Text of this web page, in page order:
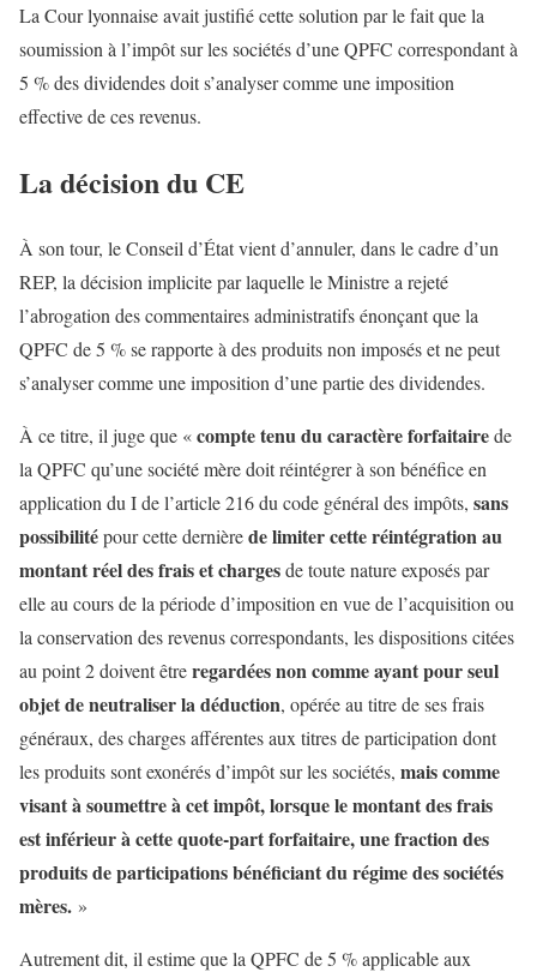
La Cour lyonnaise avait justifié cette solution par le fait que la
soumission à l’impôt sur les sociétés d’une QPFC correspondant à
5 % des dividendes doit s’analyser comme une imposition
effective de ces revenus.
La décision du CE
À son tour, le Conseil d’État vient d’annuler, dans le cadre d’un
REP, la décision implicite par laquelle le Ministre a rejeté
l’abrogation des commentaires administratifs énonçant que la
QPFC de 5 % se rapporte à des produits non imposés et ne peut
s’analyser comme une imposition d’une partie des dividendes.
À ce titre, il juge que «compte tenu du caractère forfaitairede
la QPFC qu’une société mère doit réintégrer à son bénéfice en
application du I de l’article 216 du code général des impôts, sans
possibilitépour cette dernièrede limiter cette réintégration au
montant réel des frais et chargesde toute nature exposés par
elle au cours de la période d’imposition en vue de l’acquisition ou
la conservation des revenus correspondants, les dispositions citées
au point 2 doivent êtreregardées non comme ayant pour seul
objet de neutraliser la déduction, opérée au titre de ses frais
généraux, des charges afférentes aux titres de participation dont
les produits sont exonérés d’impôt sur les sociétés, mais comme
visant à soumettre à cet impôt, lorsque le montant des frais
est inférieur à cette quote-part forfaitaire, une fraction des
produits de participations bénéficiant du régime des sociétés
mères. »
Autrement dit, il estime que la QPFC de 5 % applicable aux